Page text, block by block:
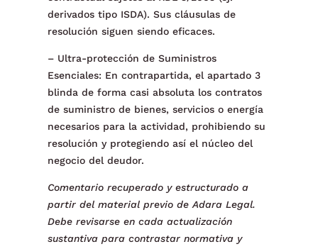
derivados tipo ISDA). Sus cláusulas de
resolución siguen siendo eficaces.
– Ultra-protección de Suministros
Esenciales: En contrapartida, el apartado 3
blinda de forma casi absoluta los contratos
de suministro de bienes, servicios o energía
necesarios para la actividad, prohibiendo su
resolución y protegiendo así el núcleo del
negocio del deudor.
Comentario recuperado y estructurado a
partir del material previo de Adara Legal.
Debe revisarse en cada actualización
sustantiva para contrastar normativa y